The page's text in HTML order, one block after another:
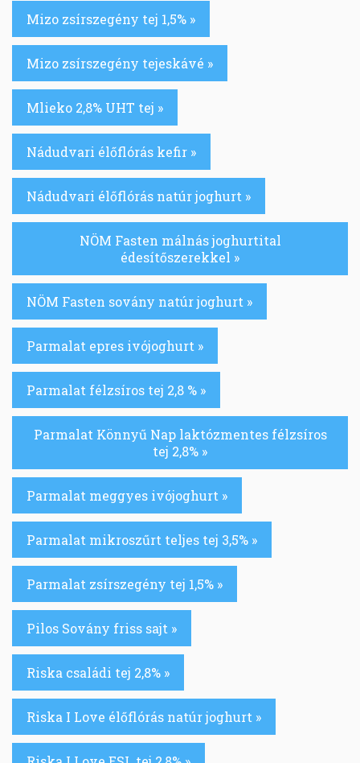
Mizo zsírszegény tej 1,5% »
Mizo zsírszegény tejeskávé »
Mlieko 2,8% UHT tej »
Nádudvari élőflórás kefir »
Nádudvari élőflórás natúr joghurt »
NÖM Fasten málnás joghurtital
édesítőszerekkel »
NÖM Fasten sovány natúr joghurt »
Parmalat epres ivójoghurt »
Parmalat félzsíros tej 2,8 % »
Parmalat Könnyű Nap laktózmentes félzsíros
tej 2,8% »
Parmalat meggyes ivójoghurt »
Parmalat mikroszűrt teljes tej 3,5% »
Parmalat zsírszegény tej 1,5% »
Pilos Sovány friss sajt »
Riska családi tej 2,8% »
Riska I Love élőflórás natúr joghurt »